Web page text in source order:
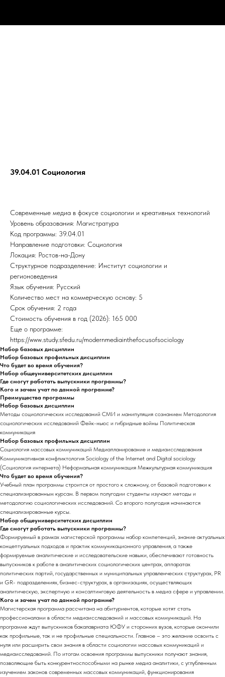
39.04.01 Социология
Современные медиа в фокусе социологии и креативных технологий
Уровень образования: Магистратура
Код программы: 39.04.01
Направление подготовки: Социология
Локация: Ростов-на-Дону
Структурное подразделение: Институт социологии и
регионоведения
Язык обучения: Русский
Количество мест на коммерческую основу: 5
Срок обучения: 2 года
Стоимость обучения в год (2026): 165 000
Еще о программе:
https://www.study.sfedu.ru/modernmediainthefocusofsociology
Набор базовых дисциплин
Набор базовых профильных дисциплин
Что будет во время обучения?
Набор общеуниверситетских дисциплин
Где смогут работать выпускники программы?
Кого и зачем учат по данной программе?
Преимущества программы
Набор базовых дисциплин
Методы социологических исследований СМИ и манипуляция сознанием Методология
социологических исследований Фейк-ньюс и гибридные войны Политическая
коммуникация
Набор базовых профильных дисциплин
Социология массовых коммуникаций Медиапланирование и медиаисследования
Коммуникативная конфликтология Sociology of the Internet and Digital sociology
(Социология интернета) Неформальная коммуникация Межкультурная коммуникация
Что будет во время обучения?
Учебный план программы строится от простого к сложному, от базовой подготовки к
специализированным курсам. В первом полугодии студенты изучают методы и
методологию социологических исследований. Со второго полугодия начинаются
специализированные курсы.
Набор общеуниверситетских дисциплин
Где смогут работать выпускники программы?
Формируемый в рамках магистерской программы набор компетенций, знание актуальных
концептуальных подходов и практик коммуникационного управления, а также
формируемые аналитические и исследовательские навыки, обеспечивают готовность
выпускников к работе в аналитических социологических центрах, аппаратах
политических партий, государственных и муниципальных управленческих структурах, PR
и GR- подразделениях, бизнес-структурах, в организациях, осуществляющих
аналитическую, экспертную и консалтинговую деятельность в медиа сфере и управлении.
Кого и зачем учат по данной программе?
Магистерская программа рассчитана на абитуриентов, которые хотят стать
профессионалами в области медиаисследований и массовых коммуникаций. На
программе ждут выпускников бакалавриата ЮФУ и сторонних вузов, которые окончили
как профильные, так и не профильные специальности. Главное – это желание освоить с
нуля или расширить свои знания в области социологии массовых коммуникаций и
медиаисследований. По итогам освоения программы выпускники получают знания,
позволяющие быть конкурентноспособными на рынке медиа аналитики, с углубленным
изучением законов современных массовых коммуникаций, функционирования